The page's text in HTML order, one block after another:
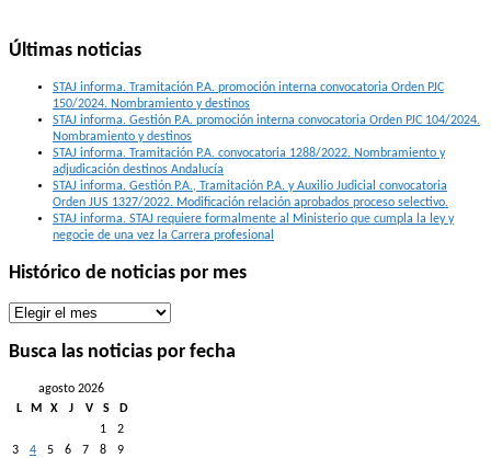
Últimas noticias
STAJ informa. Tramitación P.A. promoción interna convocatoria Orden PJC
150/2024. Nombramiento y destinos
STAJ informa. Gestión P.A. promoción interna convocatoria Orden PJC 104/2024.
Nombramiento y destinos
STAJ informa. Tramitación P.A. convocatoria 1288/2022. Nombramiento y
adjudicación destinos Andalucía
STAJ informa. Gestión P.A., Tramitación P.A. y Auxilio Judicial convocatoria
Orden JUS 1327/2022. Modificación relación aprobados proceso selectivo.
STAJ informa. STAJ requiere formalmente al Ministerio que cumpla la ley y
negocie de una vez la Carrera profesional
Histórico de noticias por mes
Histórico
de
noticias
por
Busca las noticias por fecha
agosto 2026
L
M X J V S
D
1
2
3
4 5 6 7 8
9